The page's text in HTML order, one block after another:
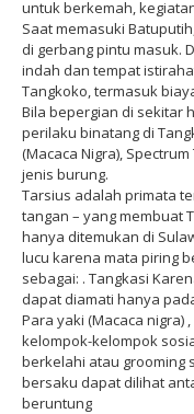
untuk berkemah,
Saat memasuki
di gerbang pintu masuk.
indah dan tempat
Tangkoko, termasuk
Bila bepergian di sekitar
perilaku binatang di
(Macaca Nigra),
jenis burung.
Tarsius adalah primata
tangan – yang membuat
hanya ditemukan di
lucu karena mata piring
sebagai: . Tangkasi
dapat diamati hanya
Para yaki (Macaca nigra)
kelompok-kelompok
berkelahi atau grooming
bersaku dapat dilihat
beruntung